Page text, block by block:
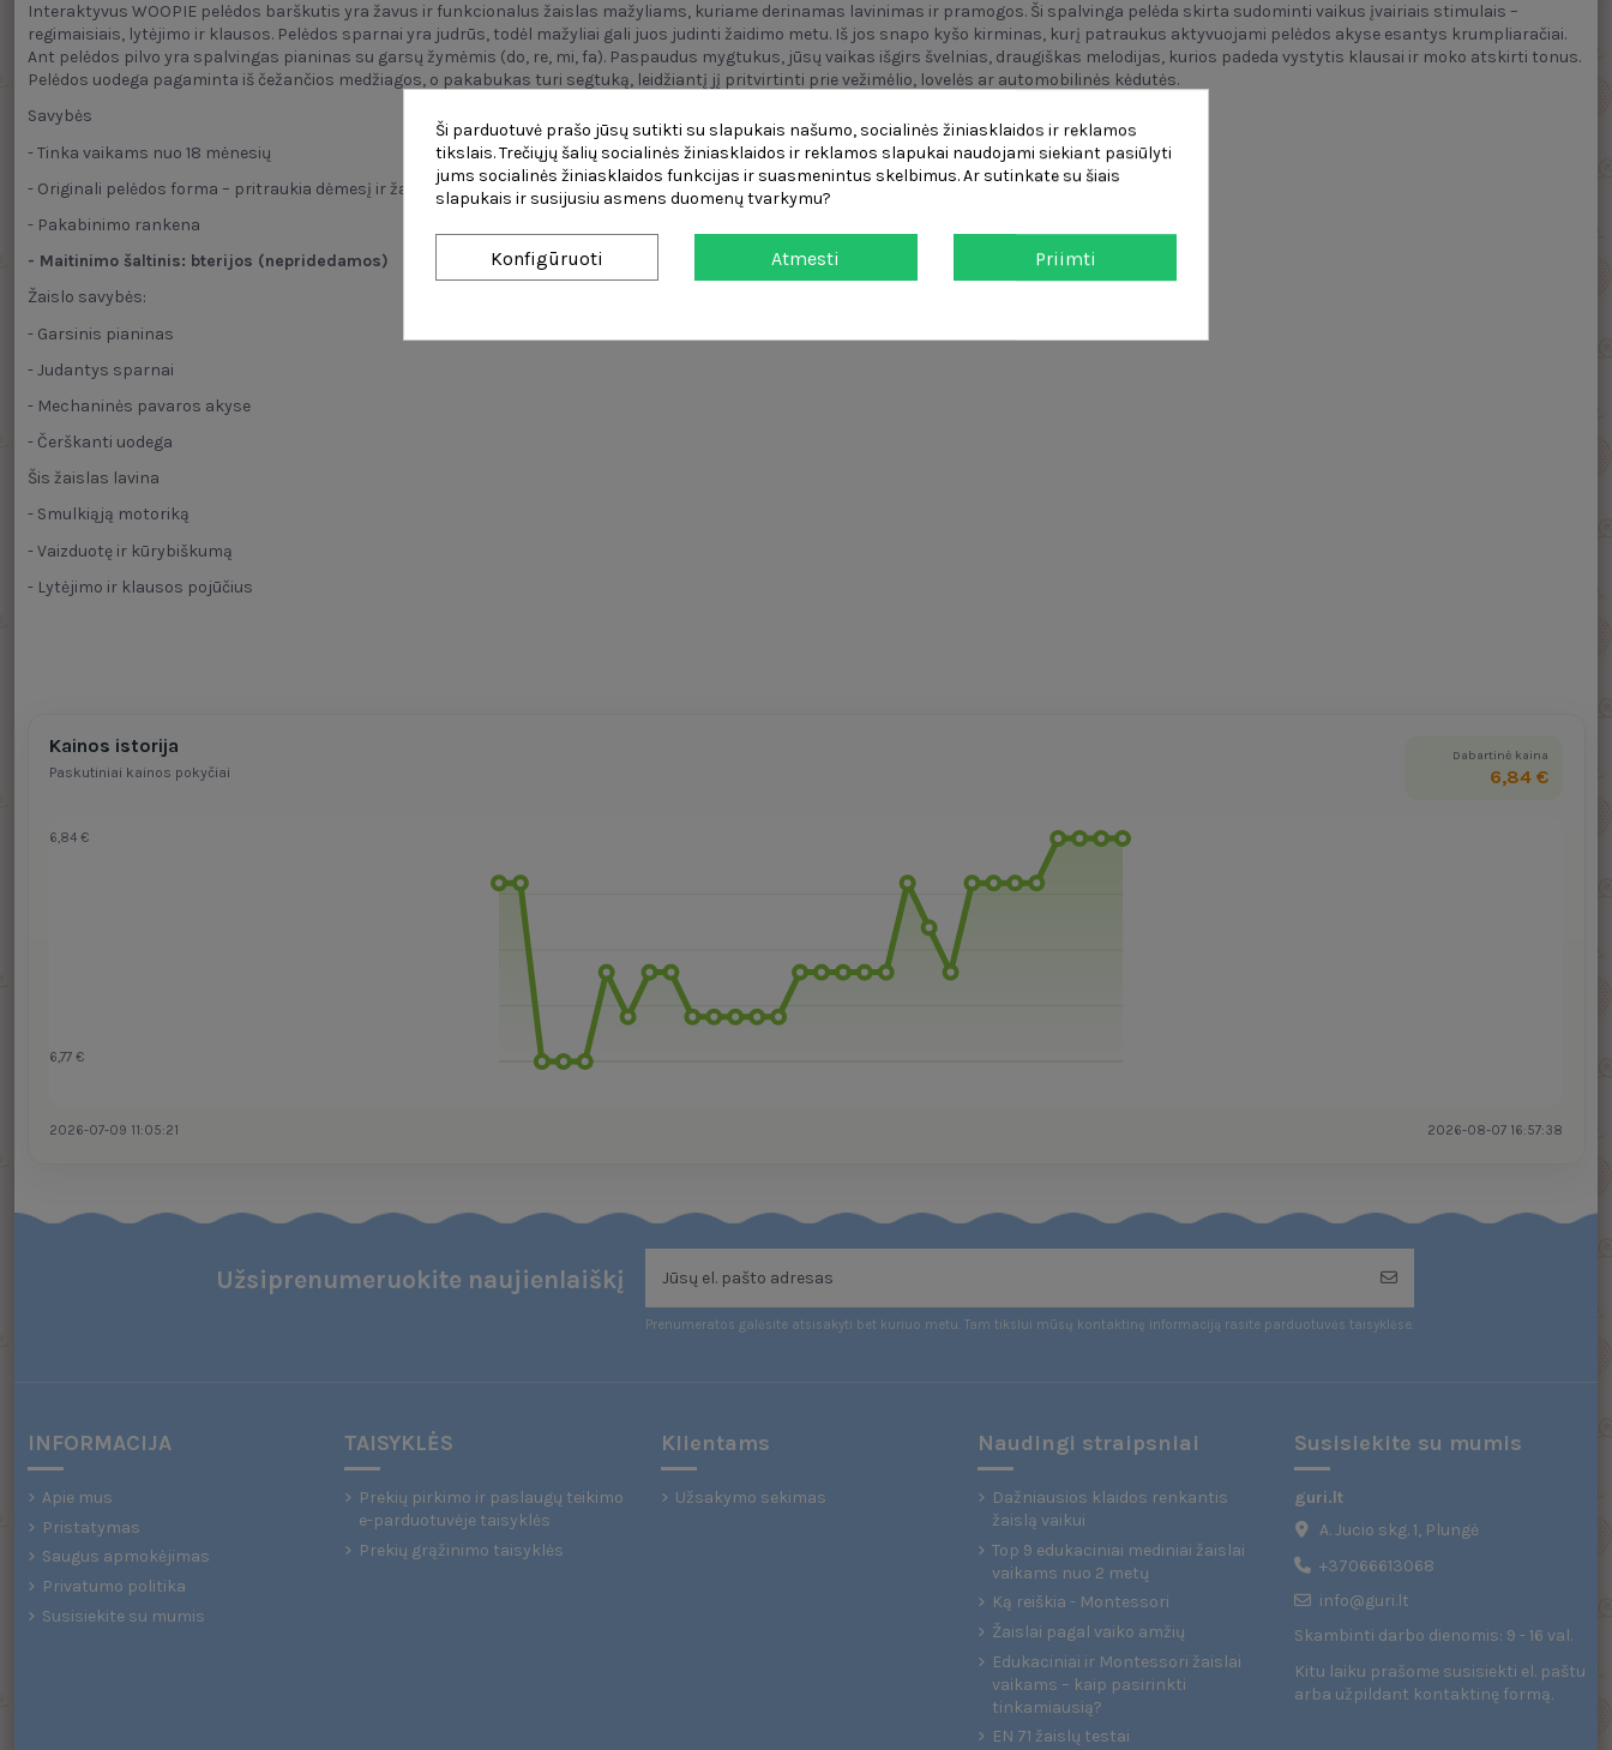
Interaktyvus WOOPIE pelėdos barškutis yra žavus ir funkcionalus žaislas mažyliams, kuriame derinamas lavinimas ir pramogos. Ši spalvinga pelėda skirta sudominti vaikus įvairiais stimulais –
regimaisiais, lytėjimo ir klausos. Pelėdos sparnai yra judrūs, todėl mažyliai gali juos judinti žaidimo metu. Iš jos snapo kyšo kirminas, kurį patraukus aktyvuojami pelėdos akyse esantys krumpliaračiai.
Ant pelėdos pilvo yra spalvingas pianinas su garsų žymėmis (do, re, mi, fa). Paspaudus mygtukus, jūsų vaikas išgirs švelnias, draugiškas melodijas, kurios padeda vystytis klausai ir moko atskirti tonus.
Pelėdos uodega pagaminta iš čežančios medžiagos, o pakabukas turi segtuką, leidžiantį jį pritvirtinti prie vežimėlio, lovelės ar automobilinės kėdutės.
Savybės
- Tinka vaikams nuo 18 mėnesių
- Originali pelėdos forma – pritraukia dėmesį ir žadina vaiko užuojautą
- Pakabinimo rankena
- Maitinimo šaltinis: bterijos (nepridedamos)
Žaislo savybės:
- Garsinis pianinas
- Judantys sparnai
- Mechaninės pavaros akyse
- Čerškanti uodega
Šis žaislas lavina
- Smulkiąją motoriką
- Vaizduotę ir kūrybiškumą
- Lytėjimo ir klausos pojūčius
Kainos istorija
Paskutiniai kainos pokyčiai
Dabartinė kaina
6,84 €
6,84 €
6,77 €
2026-07-09 11:05:21 2026-08-07 16:57:38
Užsiprenumeruokite naujienlaiškį
Prenumeratos galėsite atsisakyti bet kuriuo metu. Tam tikslui mūsų kontaktinę informaciją rasite parduotuvės taisyklėse.
INFORMACIJA
Apie mus
Pristatymas
Saugus apmokėjimas
Privatumo politika
Susisiekite su mumis
TAISYKLĖS
Prekių pirkimo ir paslaugų teikimo
e-parduotuvėje taisyklės
Prekių grąžinimo taisyklės
Klientams
Užsakymo sekimas
Naudingi straipsniai
Dažniausios klaidos renkantis
žaislą vaikui
Top 9 edukaciniai mediniai žaislai
vaikams nuo 2 metų
Ką reiškia - Montessori
Žaislai pagal vaiko amžių
Edukaciniai ir Montessori žaislai
vaikams – kaip pasirinkti
tinkamiausią?
EN 71 žaislų testai
Susisiekite su mumis
guri.lt
A. Jucio skg. 1, Plungė
+37066613068
info@guri.lt
Skambinti darbo dienomis: 9 - 16 val.
Kitu laiku prašome susisiekti el. paštu
arba užpildant kontaktinę formą.
Ši parduotuvė prašo jūsų sutikti su slapukais našumo, socialinės žiniasklaidos ir reklamos
tikslais. Trečiųjų šalių socialinės žiniasklaidos ir reklamos slapukai naudojami siekiant pasiūlyti
jums socialinės žiniasklaidos funkcijas ir suasmenintus skelbimus. Ar sutinkate su šiais
slapukais ir susijusiu asmens duomenų tvarkymu?
Konfigūruoti Atmesti Priimti